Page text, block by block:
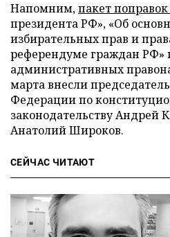
Напомним,пакет
президента РФ», «Об
избирательных прав и
референдуме граждан РФ»
административных
марта внесли
Федерации по
законодательству Андрей
Анатолий Широков.
СЕЙЧАС ЧИТАЮТ